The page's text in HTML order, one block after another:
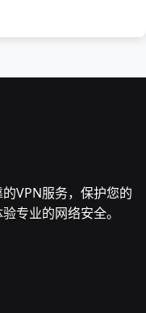
VPN服务，保护您的
专业的网络安全。